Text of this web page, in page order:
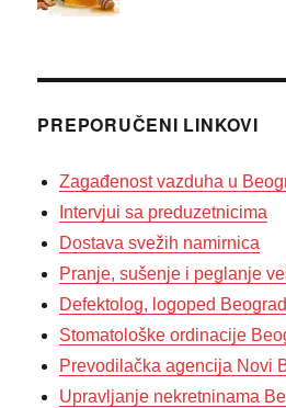
PREPORUČENI LINKOVI
Zagađenost vazduha u
Intervjui sa preduzetnicima
Dostava svežih namirnica
Pranje, sušenje i peglanje
Defektolog, logoped Beograd
Stomatološke ordinacije
Prevodilačka agencija Novi
Upravljanje nekretninama